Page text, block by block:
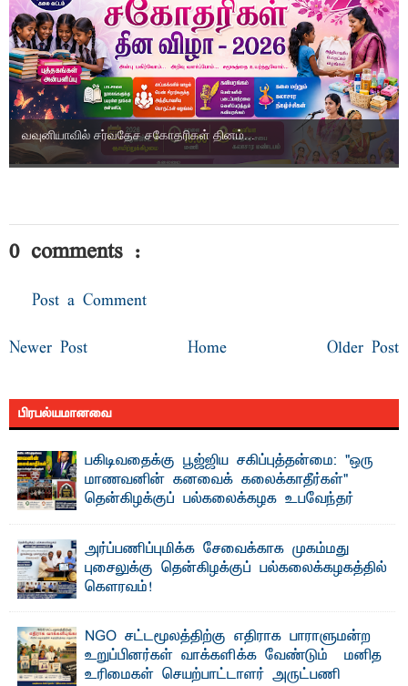
வவுனியாவில் சர்வதேச சகோதரிகள் தினம்...
0 comments :
Post a Comment
Newer Post Older Post
Home
பிரபல்யமானவை
பகிடிவதைக்கு பூஜ்ஜிய சகிப்புத்தன்மை: "ஒரு
மாணவனின் கனவைக் கலைக்காதீர்கள்" –
தென்கிழக்குப் பல்கலைக்கழக உபவேந்தர்
"ஒ ரு மாணவனின் அல்லது மாணவியின் கனவு என்னால்
கலைக்கப்படாது" என்ற உறுதியை ஒவ்வொரு மாணவரும் ...
அர்ப்பணிப்புமிக்க சேவைக்காக முகம்மது
புசைலுக்கு தென்கிழக்குப் பல்கலைக்கழகத்தில்
கௌரவம்!
NGO சட்டமூலத்திற்கு எதிராக பாராளுமன்ற
உறுப்பினர்கள் வாக்களிக்க வேண்டும் – மனித
உரிமைகள் செயற்பாட்டாளர் அருட்பணி